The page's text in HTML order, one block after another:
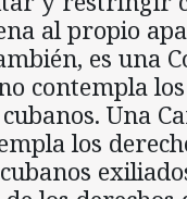
al propio
es una
contempla
Una
los